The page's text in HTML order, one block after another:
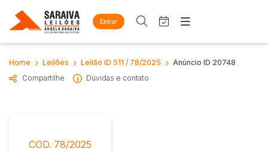
Entrar
Criar conta
Site
Agenda
Busca por categoria
Busca por palavra-chave
Home
Home Leilões Leilão ID 511 / 78/2025
Anúncio ID 20748
Compartilhe
Dúvidas e contato
COD. 78/2025